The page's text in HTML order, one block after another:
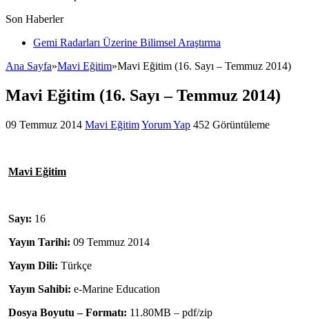
Son Haberler
Gemi Radarları Üzerine Bilimsel Araştırma
Ana Sayfa»Mavi Eğitim»Mavi Eğitim (16. Sayı – Temmuz 2014)
Mavi Eğitim (16. Sayı – Temmuz 2014)
09 Temmuz 2014 Mavi EğitimYorum Yap 452 Görüntüleme
Mavi Eğitim
Sayı: 16
Yayın Tarihi: 09 Temmuz 2014
Yayın Dili: Türkçe
Yayın Sahibi: e-Marine Education
Dosya Boyutu – Formatı: 11.80MB – pdf/zip